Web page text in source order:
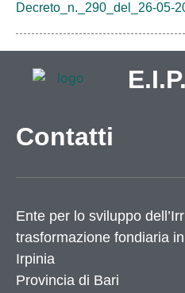
Decreto_n._290_del_26-05-
Contatti
Ente per lo sviluppo
trasformazione fondiaria
Irpinia
Provincia di Bari